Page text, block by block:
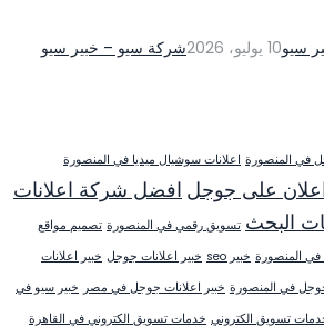
10 يوليو، 2026
شركة سيو – خبير سيو
في المنصورة اعلانات سوشيال ميديا في المنصورة
على جوجل افضل شركة اعلانات
البحث تسويق رقمي في المنصورة تصميم مواقع
المنصورة خبير seo خبير اعلانات جوجل خبير اعلانات
في المنصورة خبير اعلانات جوجل في مصر خبير سيو في
تسويق الكتروني خدمات تسويق الكتروني في القاهرة